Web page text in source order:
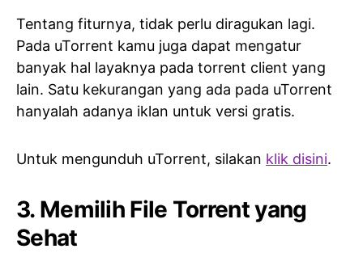
Tentang fiturnya, tidak perlu diragukan lagi.
Pada uTorrent kamu juga dapat mengatur
banyak hal layaknya pada torrent client yang
lain. Satu kekurangan yang ada pada uTorrent
hanyalah adanya iklan untuk versi gratis.
Untuk mengunduh uTorrent, silakan klik disini.
3. Memilih File Torrent yang
Sehat